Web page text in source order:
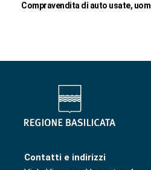
Compravendita di auto usate,
Contatti e indirizzi